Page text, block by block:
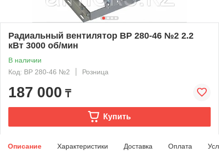
Радиальный вентилятор ВР 280-46 №2 2.2
кВт 3000 об/мин
В наличии
Код: ВР 280-46 №2
Розница
187 000 ₸
Купить
Описание Характеристики Доставка Оплата